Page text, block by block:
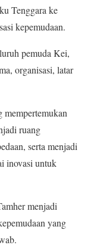
Tenggara ke
kepemudaan.
pemuda Kei,
organisasi, latar
ruang
serta menjadi
inovasi untuk
menjadi
yang